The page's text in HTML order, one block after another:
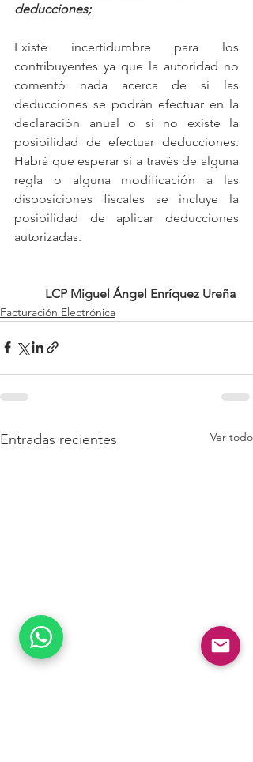
deducciones;
Existe incertidumbre para los
contribuyentes ya que la autoridad no
comentó nada acerca de si las
deducciones se podrán efectuar en la
declaración anual o si no existe la
posibilidad de efectuar deducciones.
Habrá que esperar si a través de alguna
regla o alguna modificación a las
disposiciones fiscales se incluye la
posibilidad de aplicar deducciones
autorizadas.
LCP Miguel Ángel Enríquez Ureña
Facturación Electrónica
Entradas recientes Ver todo